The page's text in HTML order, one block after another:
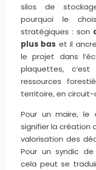
silos de
pourquoi le
stratégiques : son
plus bas et il
le projet dans
plaquettes,
ressources
territoire, en
Pour un maire, le
signifier la création
valorisation des
Pour un syndic
cela peut se